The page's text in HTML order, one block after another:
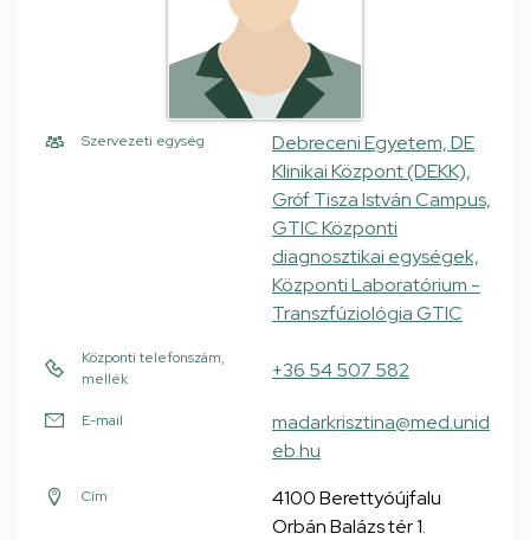
Szervezeti egység
Debreceni Egyetem, DE
Klinikai Központ (DEKK),
Gróf Tisza István Campus,
GTIC Központi
diagnosztikai egységek,
Központi Laboratórium -
Transzfúziológia GTIC
Központi telefonszám,
mellék
+36 54 507 582
E-mail
madarkrisztina@med.unid
eb.hu
Cím
4100 Berettyóújfalu
Orbán Balázs tér 1.